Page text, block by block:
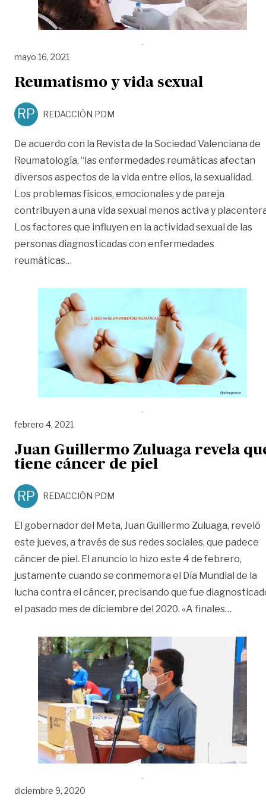
mayo 16, 2021
Reumatismo y vida sexual
RP REDACCIÓN PDM
De acuerdo con la Revista de la Sociedad Valenciana de
Reumatología, “las enfermedades reumáticas afectan
diversos aspectos de la vida entre ellos, la sexualidad.
Los problemas físicos, emocionales y de pareja
contribuyen a una vida sexual menos activa y
Los factores que influyen en la actividad sexual de las
personas diagnosticadas con enfermedades
reumáticas…
febrero 4, 2021
Juan Guillermo Zuluaga revela
tiene cáncer de piel
RP REDACCIÓN PDM
El gobernador del Meta, Juan Guillermo Zuluaga, reveló
este jueves, a través de sus redes sociales, que padece
cáncer de piel. El anuncio lo hizo este 4 de febrero,
justamente cuando se conmemora el Día Mundial de la
lucha contra el cáncer, precisando que fue
el pasado mes de diciembre del 2020. «A finales…
diciembre 9, 2020